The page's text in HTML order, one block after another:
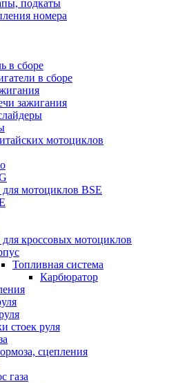
подкаты
номера
в сборе
в сборе
зажигания
мотоциклов
для мотоциклов BSE
для кроссовых мотоциклов
Топливная система
Карбюратор
стоек руля
сцепления
газа